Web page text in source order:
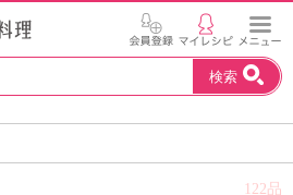
お
い
検索
122品